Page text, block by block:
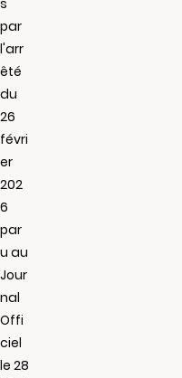
s
par
l'arr
êté
du
26
févri
er
202
6
par
u au
Jour
nal
Offi
ciel
le 28